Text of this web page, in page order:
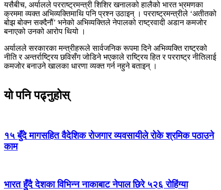
यसैबीच, अर्यालले परराष्ट्रमन्त्री शिशिर खनालको हालैको भारत भ्रमणका
क्रममा व्यक्त अभिव्यक्तिमाथि पनि प्रश्न उठाइन् । परराष्ट्रमन्त्रीले ‘अतीतको
बोझ बोक्न सक्दैनौं’ भनेको अभिव्यक्तिले नेपालको राष्ट्रवादी अडान कमजोर
बनाएको उनको आरोप थियो ।
अर्यालले सरकारका मन्त्रीहरूले सार्वजनिक रूपमा दिने अभिव्यक्ति राष्ट्रको
नीति र अन्तर्राष्ट्रिय छविसँग जोडिने भएकाले राष्ट्रिय हित र परराष्ट्र नीतिलाई
कमजोर बनाउने खालका धारणा व्यक्त गर्न नहुने बताइन् ।
यो पनि पढ्नुहोस्
१५ बुँदे मागसहित वैदेशिक रोजगार व्यवसायीले रोके श्रमिक पठाउने
काम
भारत हुँदै देशका विभिन्न नाकाबाट नेपाल छिरे ५२६ रोहिंग्या